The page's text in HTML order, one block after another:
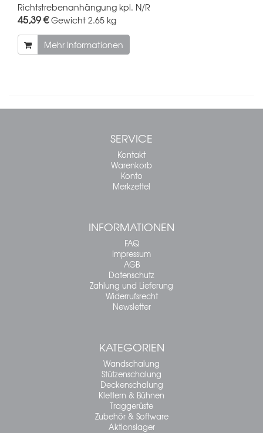
Richtstrebenanhängung kpl. N/R
45,39 €Gewicht 2.65 kg
Mehr Informationen
SERVICE
Kontakt
Warenkorb
Konto
Merkzettel
INFORMATIONEN
FAQ
Impressum
AGB
Datenschutz
Zahlung und Lieferung
Widerrufsrecht
Newsletter
KATEGORIEN
Wandschalung
Stützenschalung
Deckenschalung
Klettern & Bühnen
Traggerüste
Zubehör & Software
Aktionslager